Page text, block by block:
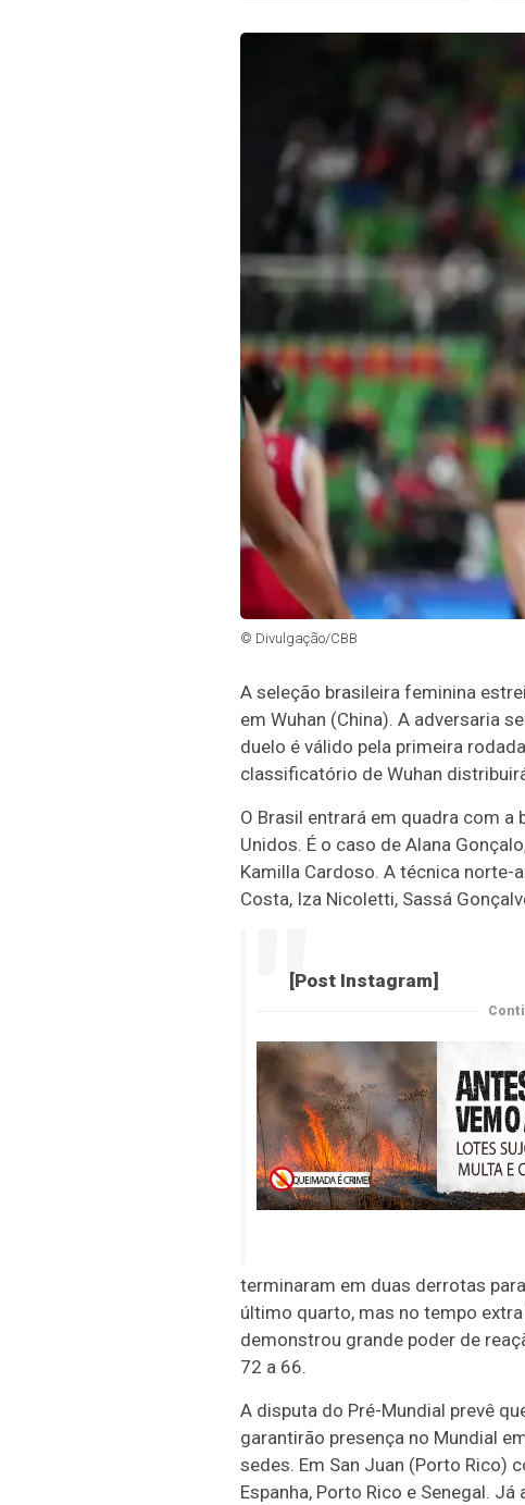
© Divulgação/CBB
A seleção brasileira feminina
em Wuhan (China). A adversaria
duelo é válido pela primeira
classificatório de Wuhan
O Brasil entrará em quadra com
Unidos. É o caso de Alana
Kamilla Cardoso. A técnica norte-
Costa, Iza Nicoletti, Sassá
[Post Instagram]
terminaram em duas derrotas
último quarto, mas no tempo
demonstrou grande poder de
72 a 66.
A disputa do Pré-Mundial prevê
garantirão presença no Mundial
sedes. Em San Juan (Porto Rico)
Espanha, Porto Rico e Senegal.